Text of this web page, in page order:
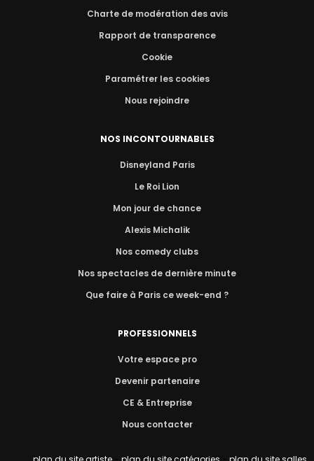
Charte de modération des avis
Rapport de transparence
Cookie
Paramétrer les cookies
Nous rejoindre
NOS INCONTOURNABLES
Disneyland Paris
Le Roi Lion
Mon jour de chance
Alexis Michalik
Nos comedy clubs
Nos spectacles de dernière minute
Que faire à Paris ce week-end ?
PROFESSIONNELS
Votre espace pro
Devenir partenaire
CE & Entreprise
Nous contacter